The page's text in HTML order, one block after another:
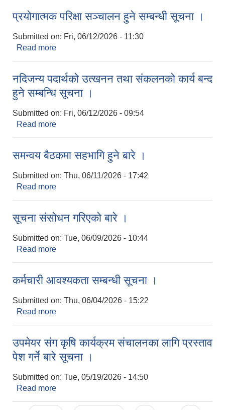
प्रयोगात्मक परिक्षा सञ्चालन हुने सम्बन्धी सूचना ।
Submitted on: Fri, 06/12/2026 - 11:30
Read more
नदिजन्य पदार्थको उत्खनन तथा संकलनको कार्य बन्द
हुने सम्बन्धि सूचना ।
Submitted on: Fri, 06/12/2026 - 09:54
Read more
समन्वय बैठकमा सहभागि हुने बारे ।
Submitted on: Thu, 06/11/2026 - 17:42
Read more
सूचना संसोधन गरिएको बारे ।
Submitted on: Tue, 06/09/2026 - 10:44
Read more
कर्मचारी आवश्यकता सम्बन्धी सूचना ।
Submitted on: Thu, 06/04/2026 - 15:22
Read more
उपमेयर संग कृषि कार्यक्रम संचालनका लागि प्रस्ताव
पेश गर्ने बारे सूचना ।
Submitted on: Tue, 05/19/2026 - 14:50
Read more